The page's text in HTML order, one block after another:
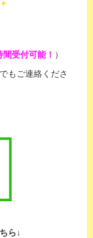
間受付可能！ ）
もご連絡くださ
ら↓